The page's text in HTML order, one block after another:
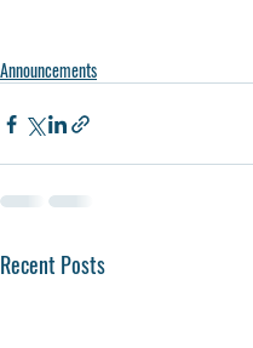
Announcements
Recent Posts